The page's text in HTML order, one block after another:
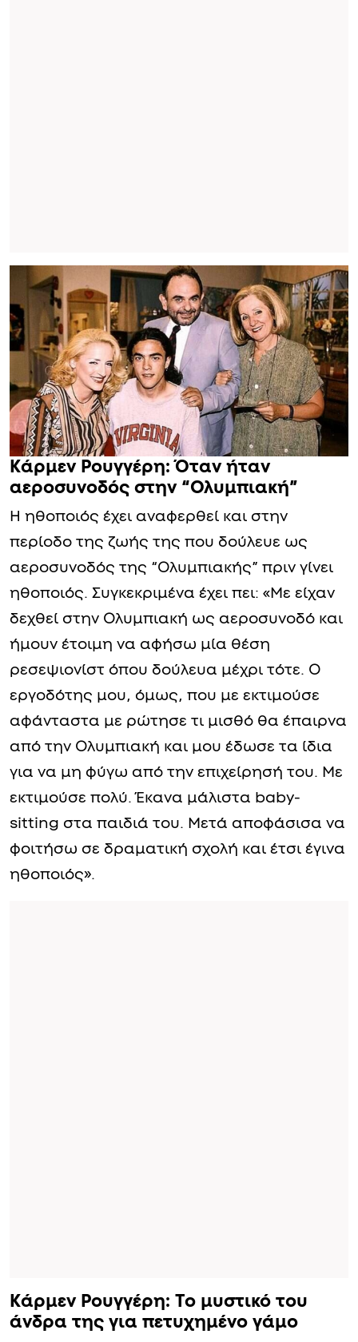
Κάρμεν Ρουγγέρη: Όταν ήταν
αεροσυνοδός στην “Ολυμπιακή”
Η ηθοποιός έχει αναφερθεί και στην
περίοδο της ζωής της που δούλευε ως
αεροσυνοδός της “Ολυμπιακής” πριν γίνει
ηθοποιός. Συγκεκριμένα έχει πει: «Με είχαν
δεχθεί στην Ολυμπιακή ως αεροσυνοδό και
ήμουν έτοιμη να αφήσω μία θέση
ρεσεψιονίστ όπου δούλευα μέχρι τότε. Ο
εργοδότης μου, όμως, που με εκτιμούσε
αφάνταστα με ρώτησε τι μισθό θα έπαιρνα
από την Ολυμπιακή και μου έδωσε τα ίδια
για να μη φύγω από την επιχείρησή του. Με
εκτιμούσε πολύ. Έκανα μάλιστα baby-
sitting στα παιδιά του. Μετά αποφάσισα να
φοιτήσω σε δραματική σχολή και έτσι έγινα
ηθοποιός».
Κάρμεν Ρουγγέρη: Το μυστικό του
άνδρα της για πετυχημένο γάμο